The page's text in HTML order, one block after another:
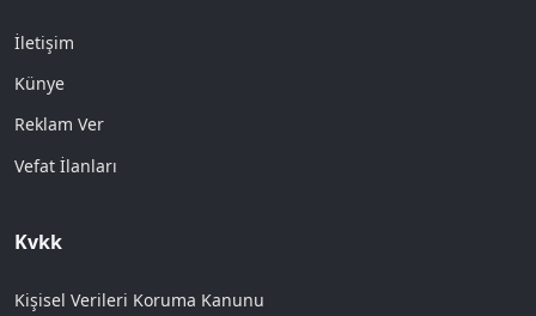
İletişim
Künye
Reklam Ver
Vefat İlanları
Kvkk
Kişisel Verileri Koruma Kanunu